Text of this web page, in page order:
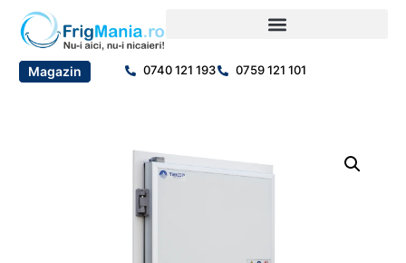
Magazin 0740 121 193 0759 121 101